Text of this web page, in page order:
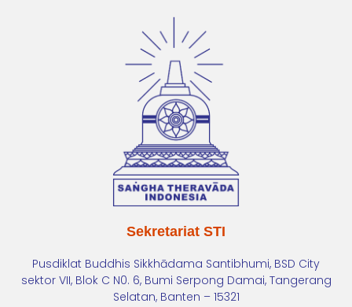
Sekretariat STI
Pusdiklat Buddhis Sikkhādama Santibhumi, BSD City
sektor VII, Blok C N0. 6, Bumi Serpong Damai, Tangerang
Selatan, Banten – 15321